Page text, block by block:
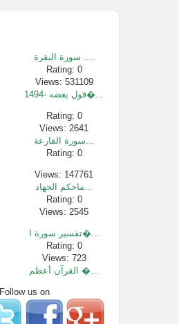
سورة البقرة ....
Rating: 0
Views: 531109
1494- قول بعضه�...
Rating: 0
Views: 2641
سورة القارعة...
Rating: 0
Views: 147761
ماحكم الجهاد...
Rating: 0
Views: 2545
تفسير سورة ا�...
Rating: 0
Views: 723
القرآن أعظم �...
Rating: 0
Views: 1533
بكاء الشيخ ع�...
Follow us on